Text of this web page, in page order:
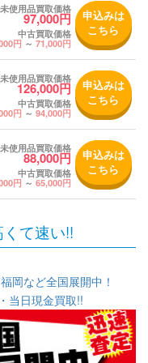
未使用品買取価格
97,000円
中古買取価格
円 ～71,000円
申込みは
こちら
未使用品買取価格
126,000円
中古買取価格
円 ～94,000円
申込みは
こちら
未使用品買取価格
88,000円
中古買取価格
円 ～65,000円
申込みは
こちら
て速い!!
岡など全国展開中！
当日現金買取!!